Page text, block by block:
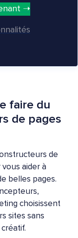
➝
faire du
de pages
de
aider à
belles pages.
choisissent
sites sans